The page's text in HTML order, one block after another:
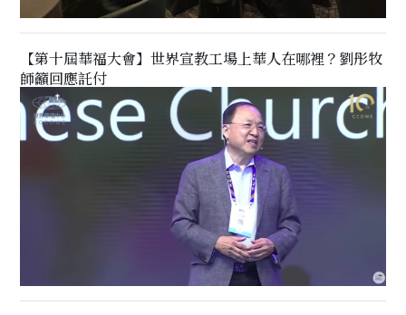
【第十屆華福大會】世界宣教工場上華人在哪裡？劉彤牧
師籲回應託付